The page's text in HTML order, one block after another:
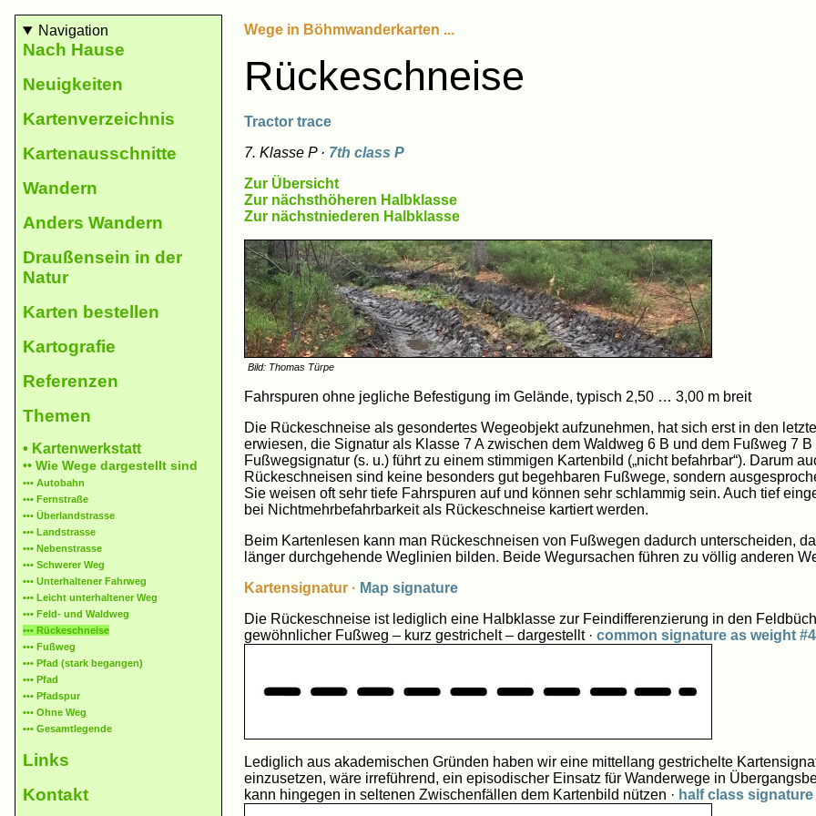
Navigation
Nach Hause
Neu­ig­keiten
Karten­ver­zeich­nis
Karten­aus­schnit­te
Wan­dern
Anders Wan­dern
Drau­ßen­sein in der
Natur
Kar­ten be­stel­len
Karto­gra­fie
Refe­ren­zen
The­men
• Karten­werk­statt
•• Wie Wege dar­ge­stellt sind
••• Auto­bahn
••• Fern­straße
••• Über­land­strasse
••• Land­strasse
••• Neben­strasse
••• Schwe­rer Weg
••• Unter­hal­tener Fahr­weg
••• Leicht unter­hal­tener Weg
••• Feld- und Wald­weg
••• Rücke­schneise
••• Fuß­weg
••• Pfad (stark be­gan­gen)
••• Pfad
••• Pfad­spur
••• Ohne Weg
••• Gesamt­legende
Links
Kontakt
Wege in Böhmwanderkarten ...
Rückeschneise
Tractor trace
7. Klasse P · 7th class P
Zur Übersicht
Zur nächsthöheren Halbklasse
Zur nächstniederen Halbklasse
Bild: Thomas Türpe
Fahrspuren ohne jegliche Befestigung im Gelände, typisch 2,50 … 3,00 m breit
Die Rückeschneise als gesondertes Wegeobjekt aufzunehmen, hat sich erst in den
erwiesen, die Signatur als Klasse 7 A zwischen dem Waldweg 6 B und dem Fußweg 7
Fußwegsignatur (s. u.) führt zu einem stimmigen Kartenbild („nicht befahrbar“). Darum
Rückeschneisen sind keine besonders gut begehbaren Fußwege, sondern
Sie weisen oft sehr tiefe Fahrspuren auf und können sehr schlammig sein. Auch tief
bei Nichtmehrbefahrbarkeit als Rückeschneise kartiert werden.
Beim Kartenlesen kann man Rückeschneisen von Fußwegen dadurch unterscheiden,
länger durchgehende Weglinien bilden. Beide Wegursachen führen zu völlig anderen
Kartensignatur · Map signature
Die Rückeschneise ist lediglich eine Halbklasse zur Feindifferenzierung in den
gewöhnlicher Fußweg – kurz gestrichelt – dargestellt ·common signature as weight
Lediglich aus akademischen Gründen haben wir eine mittellang gestrichelte
einzusetzen, wäre irreführend, ein episodischer Einsatz für Wanderwege in
kann hingegen in seltenen Zwischenfällen dem Kartenbild nützen · half class